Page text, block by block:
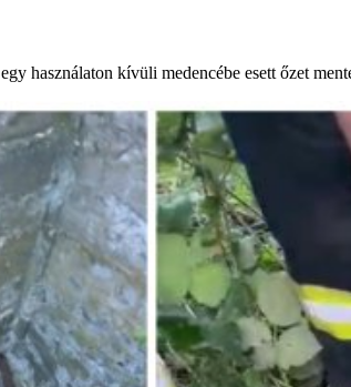
használaton kívüli medencébe esett őzet